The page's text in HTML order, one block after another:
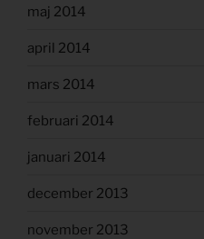
maj 2014
april 2014
mars 2014
februari 2014
januari 2014
december 2013
november 2013